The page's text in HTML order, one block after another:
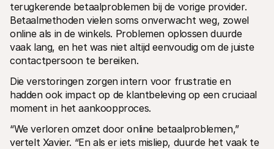
terugkerende betaalproblemen bij de vorige provider.
Betaalmethoden vielen soms onverwacht weg, zowel
online als in de winkels. Problemen oplossen duurde
vaak lang, en het was niet altijd eenvoudig om de juiste
contactpersoon te bereiken.
Die verstoringen zorgen intern voor frustratie en
hadden ook impact op de klantbeleving op een cruciaal
moment in het aankoopproces.
“We verloren omzet door online betaalproblemen,”
vertelt Xavier. “En als er iets misliep, duurde het vaak te